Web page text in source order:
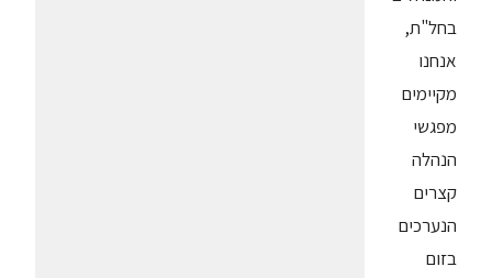
בחל"ת,
אנחנו
מקיימים
מפגשי
הנהלה
קצרים
הנערכים
בזום